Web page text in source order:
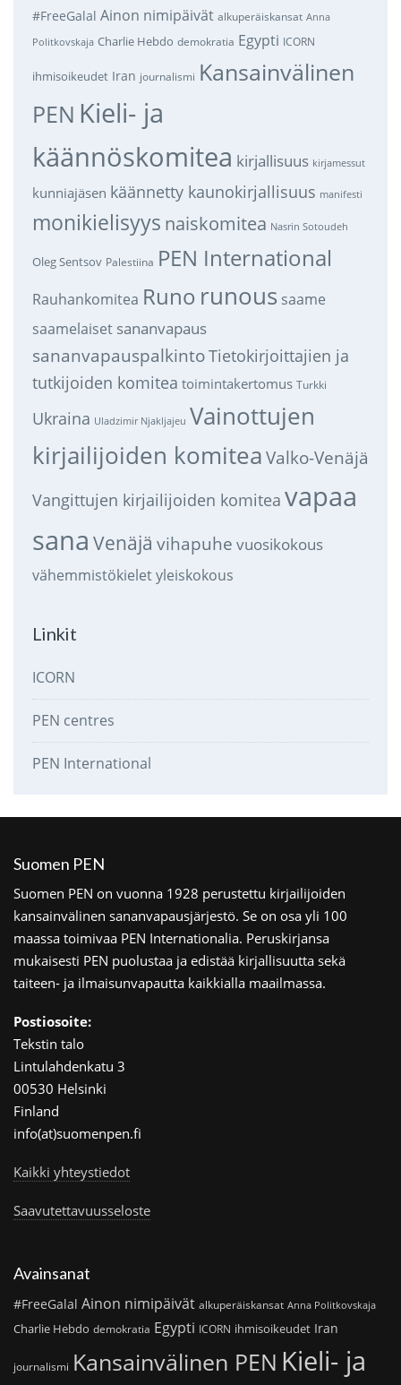
#FreeGalal Ainon nimipäivät alkuperäiskansat Anna
Politkovskaja Charlie Hebdo demokratia Egypti ICORN
ihmisoikeudet Iran journalismi Kansainvälinen
PEN Kieli- ja
käännöskomitea kirjallisuus kirjamessut
kunniajäsen käännetty kaunokirjallisuus manifesti
monikielisyys naiskomitea Nasrin Sotoudeh
Oleg Sentsov Palestiina PEN International
Rauhankomitea Runo runous saame
saamelaiset sananvapaus
sananvapauspalkintoTietokirjoittajien ja
tutkijoiden komitea toimintakertomus Turkki
Ukraina Uladzimir Njakljajeu Vainottujen
kirjailijoiden komitea Valko-Venäjä
Vangittujen kirjailijoiden komitea vapaa
sana Venäjä vihapuhe vuosikokous
vähemmistökieletyleiskokous
Linkit
ICORN
PEN centres
PEN International
Suomen PEN
Suomen PEN on vuonna 1928 perustettu kirjailijoiden
kansainvälinen sananvapausjärjestö. Se on osa yli 100
maassa toimivaa PEN Internationalia. Peruskirjansa
mukaisesti PEN puolustaa ja edistää kirjallisuutta sekä
taiteen- ja ilmaisunvapautta kaikkialla maailmassa.
Postiosoite:
Tekstin talo
Lintulahdenkatu 3
00530 Helsinki
Finland
info(at)suomenpen.fi
Kaikki yhteystiedot
Saavutettavuusseloste
Avainsanat
#FreeGalal Ainon nimipäivät alkuperäiskansat Anna Politkovskaja
Charlie Hebdo demokratia Egypti ICORN ihmisoikeudet Iran
journalismi Kansainvälinen PEN Kieli- ja